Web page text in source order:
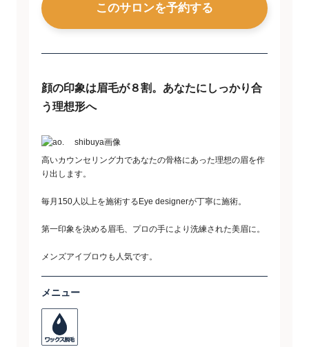
このサロンを予約する
顔の印象は眉毛が８割。あなたにしっかり合
う理想形へ
高いカウンセリング力であなたの骨格にあった理想の眉を作
り出します。
毎月150人以上を施術するEye designerが丁寧に施術。
第一印象を決める眉毛、プロの手により洗練された美眉に。
メンズアイブロウも人気です。
メニュー